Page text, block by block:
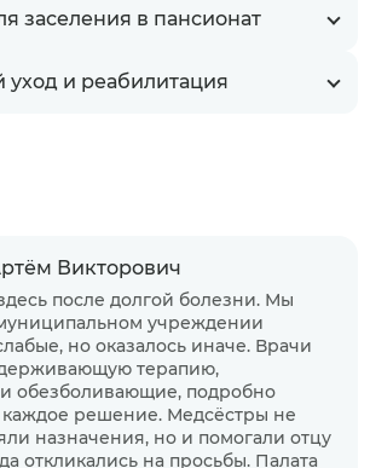
заселения в пансионат
и реабилитация
Викторович
после долгой болезни. Мы
учреждении
но оказалось иначе. Врачи
терапию,
обезболивающие, подробно
решение. Медсёстры не
назначения, но и помогали отцу
откликались на просьбы. Палата